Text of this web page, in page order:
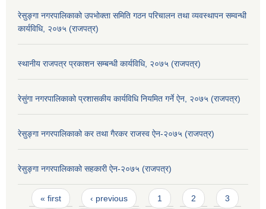
रेसुङ्गा नगरपालिकाको उपभोक्ता समिति गठन परिचालन तथा व्यवस्थापन सम्वन्धी
कार्यविधि, २०७५ (राजपत्र)
स्थानीय राजपत्र प्रकाशन सम्बन्धी कार्यविधि, २०७५ (राजपत्र)
रेसुंगा नगरपालिकाको प्रशासकीय कार्यविधि नियमित गर्ने ऐन, २०७५ (राजपत्र)
रेसुङ्गा नगरपालिकाको कर तथा गैरकर राजस्व ऐन-२०७५ (राजपत्र)
रेसुङ्गा नगरपालिकाको सहकारी ऐन-२०७५ (राजपत्र)
Pages
« first ‹ previous 1 2 3